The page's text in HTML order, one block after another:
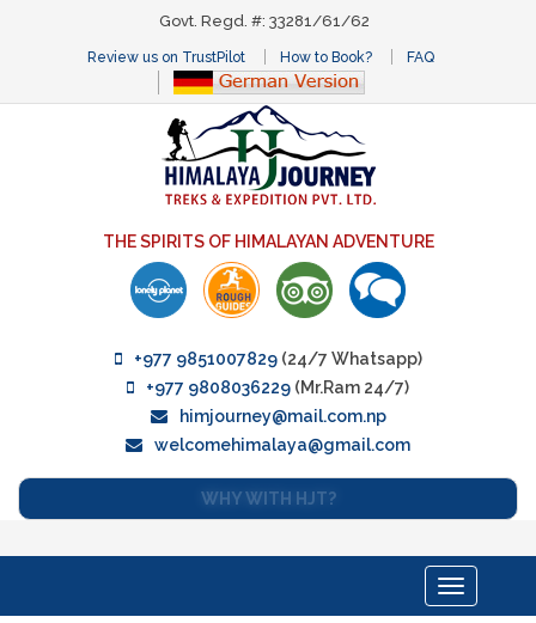
Govt. Regd. #: 33281/61/62
Review us on TrustPilot How to Book? FAQ
THE SPIRITS OF HIMALAYAN ADVENTURE
+977 9851007829(24/7 Whatsapp)
+977 9808036229 (Mr.Ram 24/7)
himjourney@mail.com.np
welcomehimalaya@gmail.com
WHY WITH HJT?
Toggle
navigation